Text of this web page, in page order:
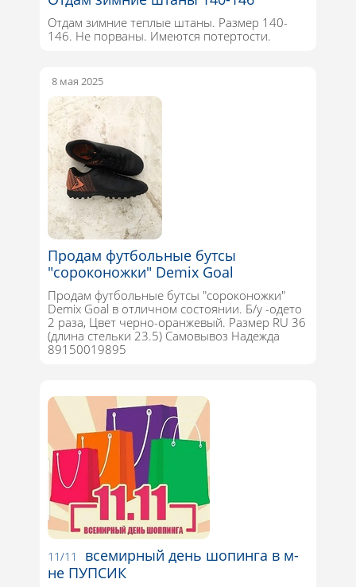
Отдам зимние теплые штаны. Размер 140-
146. Не порваны. Имеются потертости.
8 мая 2025
Продам футбольные бутсы
"сороконожки" Demix Goal
Продам футбольные бутсы "сороконожки"
Demix Goal в отличном состоянии. Б/у -одето
2 раза, Цвет черно-оранжевый. Размер RU 36
(длина стельки 23.5) Самовывоз Надежда
89150019895
11/11
всемирный день шопинга в м-
не ПУПСИК